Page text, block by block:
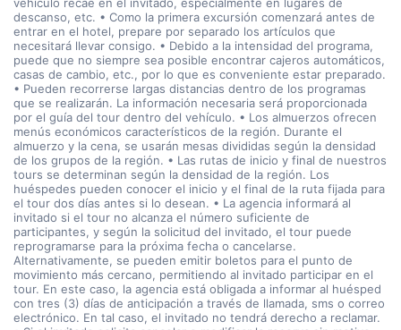
descanso, etc. • Como la primera excursión comenzará antes de
entrar en el hotel, prepare por separado los artículos que
necesitará llevar consigo. • Debido a la intensidad del programa,
puede que no siempre sea posible encontrar cajeros automáticos,
casas de cambio, etc., por lo que es conveniente estar preparado.
• Pueden recorrerse largas distancias dentro de los programas
que se realizarán. La información necesaria será proporcionada
por el guía del tour dentro del vehículo. • Los almuerzos ofrecen
menús económicos característicos de la región. Durante el
almuerzo y la cena, se usarán mesas divididas según la densidad
de los grupos de la región. • Las rutas de inicio y final de nuestros
tours se determinan según la densidad de la región. Los
huéspedes pueden conocer el inicio y el final de la ruta fijada para
el tour dos días antes si lo desean. • La agencia informará al
invitado si el tour no alcanza el número suficiente de
participantes, y según la solicitud del invitado, el tour puede
reprogramarse para la próxima fecha o cancelarse.
Alternativamente, se pueden emitir boletos para el punto de
movimiento más cercano, permitiendo al invitado participar en el
tour. En este caso, la agencia está obligada a informar al huésped
con tres (3) días de anticipación a través de llamada, sms o correo
electrónico. En tal caso, el invitado no tendrá derecho a reclamar.